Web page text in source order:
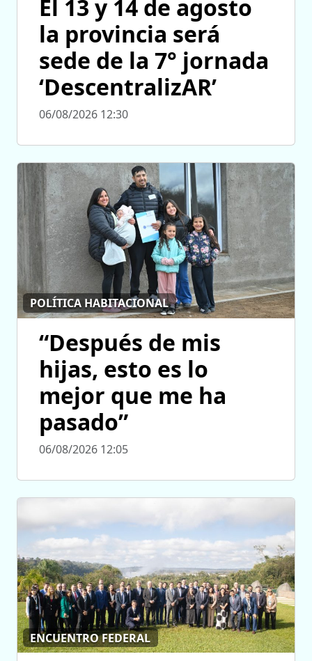
El 13 y 14 de agosto
la provincia será
sede de la 7° jornada
‘DescentralizAR’
06/08/2026 12:30
POLÍTICA HABITACIONAL
“Después de mis
hijas, esto es lo
mejor que me ha
pasado”
06/08/2026 12:05
ENCUENTRO FEDERAL